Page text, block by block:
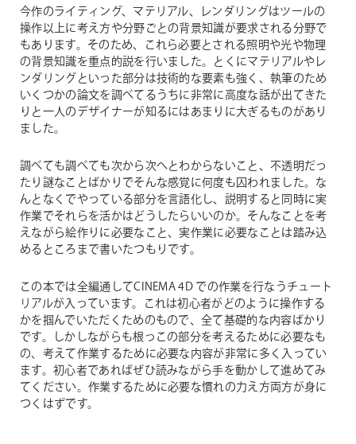
CINEMA
4D
読
本
vol.1
個
今作のライティング、マテリアル、レンダリングはツールの
操作以上に考え方や分野ごとの背景知識が要求される分野で
もあります。そのため、これら必要とされる照明や光や物理
の背景知識を重点的説を行いました。とくにマテリアルやレ
ンダリングといった部分は技術的な要素も強く、執筆のため
いくつかの論文を調べてるうちに非常に高度な話が出てきた
りと一人のデザイナーが知るにはあまりに大ぎるものがあり
ました。
調べても調べても次から次へとわからないこと、不透明だっ
たり謎なことばかりでそんな感覚に何度も囚われました。な
んとなくでやっている部分を言語化し、説明すると同時に実
作業でそれらを活かはどうしたらいいのか。そんなことを考
えながら絵作りに必要なこと、実作業に必要なことは踏み込
めるところまで書いたつもりです。
この本では全編通してCINEMA 4D での作業を行なうチュート
リアルが入っています。これは初心者がどのように操作する
かを掴んでいただくためのもので、全て基礎的な内容ばかり
です。しかしながらも根っこの部分を考えるために必要なも
の、考えて作業するために必要な内容が非常に多く入ってい
ます。初心者であればぜひ読みながら手を動かして進めてみ
てください。作業するために必要な慣れの力え方両方が身に
つくはずです。